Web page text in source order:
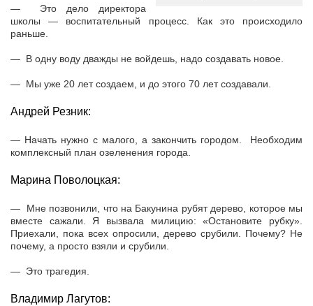
— Это дело директора
школы — воспитательный процесс. Как это происходило
раньше.
— В одну воду дважды не войдешь, надо создавать новое.
— Мы уже 20 лет создаем, и до этого 70 лет создавали.
Андрей Резник:
— Начать нужно с малого, а закончить городом. Необходим
комплексный план озеленения города.
Марина Поволоцкая:
— Мне позвонили, что на Бакунина рубят дерево, которое мы
вместе сажали. Я вызвала милицию: «Остановите рубку».
Приехали, пока всех опросили, дерево срубили. Почему? Не
почему, а просто взяли и срубили.
— Это трагедия.
Владимир Лагутов: